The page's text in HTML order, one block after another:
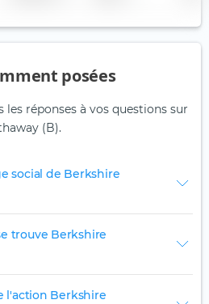
posées
réponses à vos questions sur
(B).
social de Berkshire
trouve Berkshire
l'action Berkshire